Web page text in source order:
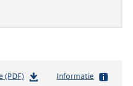
(PDF)b
Informatie